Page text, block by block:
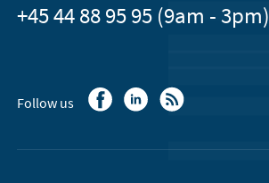
+45 44 88 95 95 (9am - 3pm)
Follow us